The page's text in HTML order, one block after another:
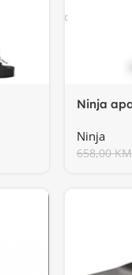
Ninja
Ninja
658,00KM